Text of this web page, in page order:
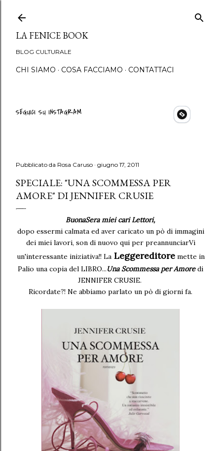
LA FENICE BOOK
BLOG CULTURALE
CHI SIAMO COSA FACCIAMO CONTATTACI
SEGUICI SU INSTAGRAM
Pubblicato da Rosa Caruso giugno 17, 2011
SPECIALE: "UNA SCOMMESSA PER
AMORE" DI JENNIFER CRUSIE
BuonaSera miei cari Lettori,
dopo essermi calmata ed aver caricato un pò di immagini
dei miei lavori, son di nuovo qui per preannunciarVi
un'interessante iniziativa!! LaLeggereditoremette in
Palio una copia del LIBRO...Una Scommessa per Amoredi
JENNIFER CRUSIE.
Ricordate?! Ne abbiamo parlato un pò di giorni fa.